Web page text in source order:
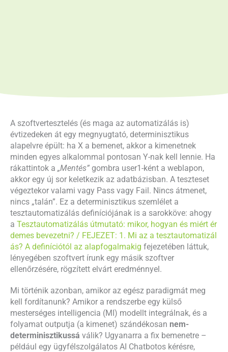
A szoftvertesztelés (és maga az automatizálás is)
évtizedeken át egy megnyugtató, determinisztikus
alapelvre épült: ha X a bemenet, akkor a kimenetnek
minden egyes alkalommal pontosan Y-nak kell lennie. Ha
rákattintok a „Mentés” gombra user1-ként a weblapon,
akkor egy új sor keletkezik az adatbázisban. A teszteset
végeztekor valami vagy Pass vagy Fail. Nincs átmenet,
nincs „talán”. Ez a determinisztikus szemlélet a
tesztautomatizálás definíciójának is a sarokköve: ahogy
a Tesztautomatizálás útmutató: mikor, hogyan és miért ér
demes bevezetni? / FEJEZET: 1. Mi az a tesztautomatizál
ás? A definíciótól az alapfogalmakig fejezetében láttuk,
lényegében szoftvert írunk egy másik szoftver
ellenőrzésére, rögzített elvárt eredménnyel.
Mi történik azonban, amikor az egész paradigmát meg
kell fordítanunk? Amikor a rendszerbe egy külső
mesterséges intelligencia (MI) modellt integrálnak, és a
folyamat outputja (a kimenet) szándékosan nem-
determinisztikussá válik? Ugyanarra a fix bemenetre –
például egy ügyfélszolgálatos AI Chatbotos kérésre,